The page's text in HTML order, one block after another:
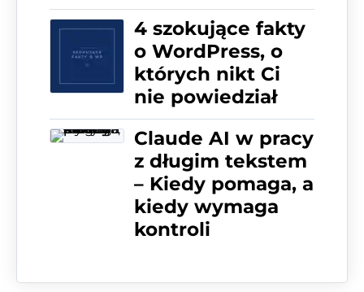
4 szokujące fakty
o WordPress, o
których nikt Ci
nie powiedział
Claude AI w pracy
z długim tekstem
– Kiedy pomaga, a
kiedy wymaga
kontroli